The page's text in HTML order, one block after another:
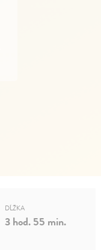
DĹŽKA
3 hod. 55 min.